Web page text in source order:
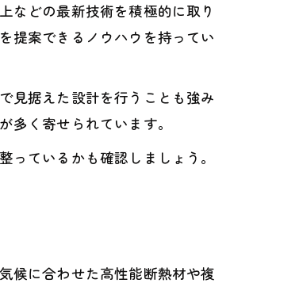
などの最新技術を積極的に取り
提案できるノウハウを持ってい
見据えた設計を行うことも強み
く寄せられています。
ているかも確認しましょう。
候に合わせた高性能断熱材や複